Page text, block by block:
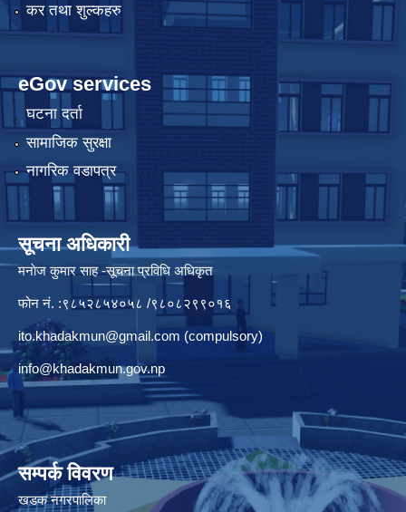
कर तथा शुल्कहरु
eGov services
घटना दर्ता
सामाजिक सुरक्षा
नागरिक वडापत्र
सूचना अधिकारी
मनाेज कुमार साह -सूचना प्रविधि अधिकृत
फोन नं. :९८५२८५४०५८ /९८०८२९९०१६
ito.khadakmun@gmail.com (compulsory)
info@khadakmun.gov.np
सम्पर्क विवरण
खडक नगरपालिका